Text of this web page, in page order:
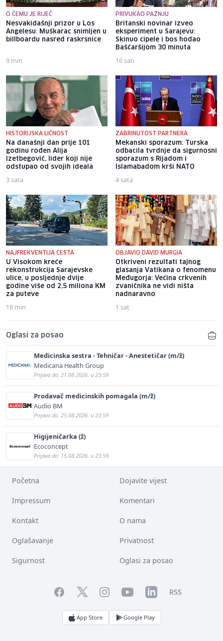
O ČEMU JE RIJEČ
Nesvakidašnji prizor u Los
Angelesu: Muškarac snimljen u
billboardu nasred raskrsnice
9 min
PRIVUKAO PAŽNJU
Britanski novinar izveo
eksperiment u Sarajevu:
Skinuo cipele i bos hodao
Baščaršijom 30 minuta
16 sati
HISTORIJSKA LIČNOST
Na današnji dan prije 101
godinu rođen Alija
Izetbegović, lider koji nije
odstupao od svojih ideala
3 sata
ZABRINUTOST PARTNERA
Mekanski sporazum: Turska
odbacila tvrdnje da sigurnosni
sporazum s Rijadom i
Islamabadom krši NATO
4 sata
NAJFREKVENTIJA CESTA
U Visokom kreće
rekonstrukcija Sarajevske
ulice, u posljednje dvije
godine više od 2,5 miliona KM
za puteve
18 min
OBJAVIO DAVID MURGIA
Otkriveni rezultati tajnog
glasanja Vatikana o fenomenu
Međugorja: Većina crkvenih
zvaničnika ne vidi ništa
nadnaravno
1 sat
Oglasi za posao
Medicinska sestra - Tehničar - Anestetičar (m/ž)
Medicana Health Group
Prijava do: 21.08.2026. u 23:59
Prodavač medicinskih pomagala (m/ž)
Audio BM
Prijava do: 25.08.2026. u 23:59
Higijeničarka (ž)
Ecoconcept
Prijava do: 15.08.2026. u 23:59
Početna Dojavite vijest
Impressum Komentari
Kontakt O nama
Oglašavanje Privatnost
Sigurnost Oglasi za posao
FacebookTwitterInstagramYouTubeLinkedInRSS
App Store Google Play